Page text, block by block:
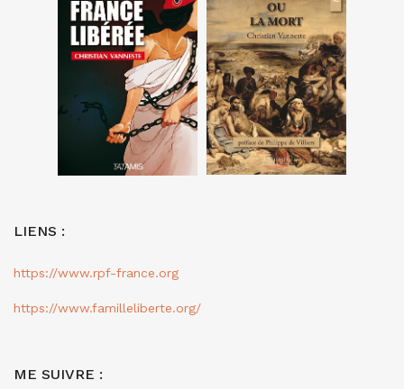
LIENS :
https://www.rpf-france.org
https://www.familleliberte.org/
ME SUIVRE :